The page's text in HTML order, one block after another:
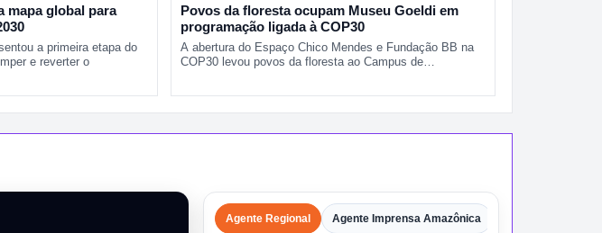
mapa global para
a primeira etapa do
e reverter o
Povos da floresta ocupam Museu Goeldi em
programação ligada à COP30
A abertura do Espaço Chico Mendes e Fundação BB na
COP30 levou povos da floresta ao Campus de…
Agente Regional Agente Imprensa Amazônica